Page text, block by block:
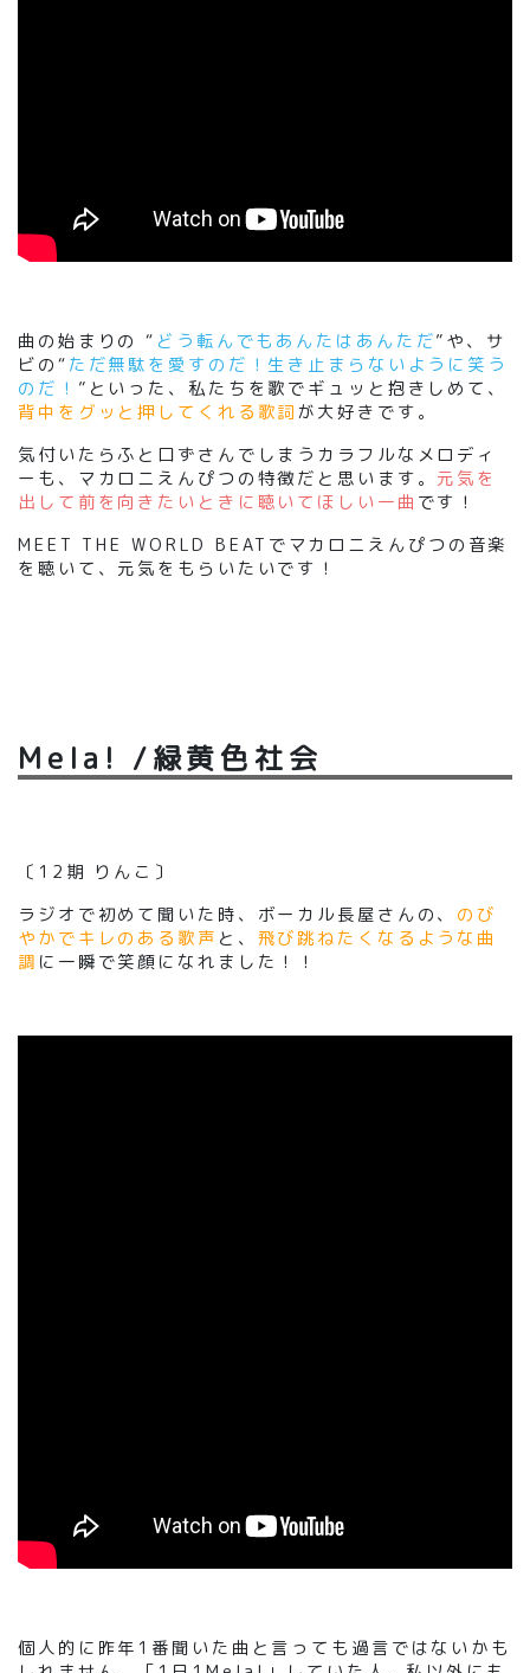
曲の始まりの“ どう転んでもあんたはあんただ”や、サ
ビの“ ただ無駄を愛すのだ！生き止まらないように笑う
のだ ！ ”といった、私たちを歌でギュッと抱きしめて、
背中をグッと押してくれる歌詞 が大好きです。
気付いたらふと口ずさんでしまうカラフルなメロディ
ーも、マカロニえんぴつの特徴だと思います。 元気を
出して前を向きたいときに聴いてほしい一曲 です！
MEET THE WORLD BEAT でマカロニえんぴつの音楽
を聴いて、元気をもらいたいです！
Mela! /緑黄色社会
〔12期 りんこ〕
ラジオで初めて聞いた時、ボーカル長屋さんの、 のび
やかでキレのある歌声 と、 飛び跳ねたくなるような曲
調 に一瞬で笑顔になれました！！
個人的に昨年1番聞いた曲と言っても過言ではないかも